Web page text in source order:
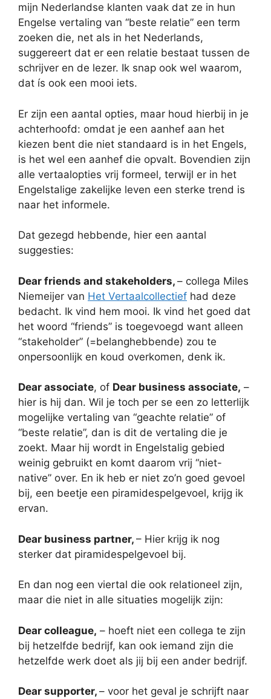
mijn Nederlandse klanten vaak dat ze in hun
Engelse vertaling van “beste relatie” een term
zoeken die, net als in het Nederlands,
suggereert dat er een relatie bestaat tussen de
schrijver en de lezer. Ik snap ook wel waarom,
dat ís ook een mooi iets.
Er zijn een aantal opties, maar houd hierbij in je
achterhoofd: omdat je een aanhef aan het
kiezen bent die niet standaard is in het Engels,
is het wel een aanhef die opvalt. Bovendien zijn
alle vertaalopties vrij formeel, terwijl er in het
Engelstalige zakelijke leven een sterke trend is
naar het informele.
Dat gezegd hebbende, hier een aantal
suggesties:
Dear friends and stakeholders, – collega Miles
Niemeijer van Het Vertaalcollectief had deze
bedacht. Ik vind hem mooi. Ik vind het goed dat
het woord “friends” is toegevoegd want alleen
“stakeholder” (=belanghebbende) zou te
onpersoonlijk en koud overkomen, denk ik.
Dear associate, of Dear business associate, –
hier is hij dan. Wil je toch per se een zo letterlijk
mogelijke vertaling van “geachte relatie” of
“beste relatie”, dan is dit de vertaling die je
zoekt. Maar hij wordt in Engelstalig gebied
weinig gebruikt en komt daarom vrij “niet-
native” over. En ik heb er niet zo’n goed gevoel
bij, een beetje een piramidespelgevoel, krijg ik
ervan.
Dear business partner, – Hier krijg ik nog
sterker dat piramidespelgevoel bij.
En dan nog een viertal die ook relationeel zijn,
maar die niet in alle situaties mogelijk zijn:
Dear colleague, – hoeft niet een collega te zijn
bij hetzelfde bedrijf, kan ook iemand zijn die
hetzelfde werk doet als jij bij een ander bedrijf.
Dear supporter, – voor het geval je schrijft naar